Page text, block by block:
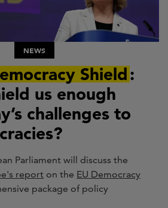
NEWS
Shield:
us enough
challenges to
Parliament will discuss the
report on the EU Democracy
package of policy